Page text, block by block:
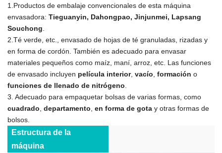
1.Productos de embalaje convencionales de esta máquina
envasadora: Tieguanyin, Dahongpao, Jinjunmei, Lapsang
Souchong
2.Té verde, etc., envasado de hojas de té granuladas, rizadas y
en forma de cordón. También es adecuado para envasar
materiales pequeños como maíz, maní, arroz, etc. Las funciones
de envasado incluyen película interior, vacío formación o
funciones de llenado de nitrógeno
3. Adecuado para empaquetar bolsas de varias formas, como
cuadrado departamento en forma de gota y otras formas de
bolsos.
Estructura de la
máquina